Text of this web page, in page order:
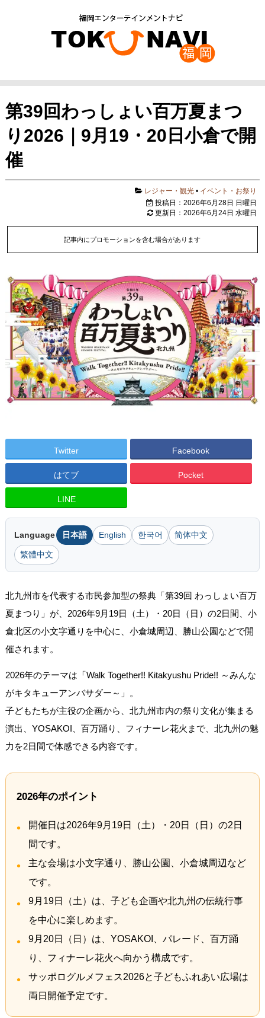
第39回わっしょい百万夏まつ
り2026｜9月19・20日小倉で開
催
レジャー・観光 • イベント・お祭り
投稿日：2026年6月28日 日曜日
更新日：2026年6月24日 水曜日
記事内にプロモーションを含む場合があります
Twitter Facebook
はてブ Pocket
LINE
Language 日本語 English 한국어 简体中文
繁體中文
北九州市を代表する市民参加型の祭典「第39回 わっしょい百万
夏まつり」が、2026年9月19日（土）・20日（日）の2日間、小
倉北区の小文字通りを中心に、小倉城周辺、勝山公園などで開
催されます。
2026年のテーマは「Walk Together!! Kitakyushu Pride!! ～みんな
がキタキューアンバサダー～」。
子どもたちが主役の企画から、北九州市内の祭り文化が集まる
演出、YOSAKOI、百万踊り、フィナーレ花火まで、北九州の魅
力を2日間で体感できる内容です。
2026年のポイント
開催日は2026年9月19日（土）・20日（日）の2日
間です。
主な会場は小文字通り、勝山公園、小倉城周辺など
です。
9月19日（土）は、子ども企画や北九州の伝統行事
を中心に楽しめます。
9月20日（日）は、YOSAKOI、パレード、百万踊
り、フィナーレ花火へ向かう構成です。
サッポログルメフェス2026と子どもふれあい広場は
両日開催予定です。